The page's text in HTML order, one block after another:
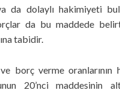
da dolaylı hakimiyeti
da bu maddede
tabidir.
borç verme oranlarının
20’nci maddesinin